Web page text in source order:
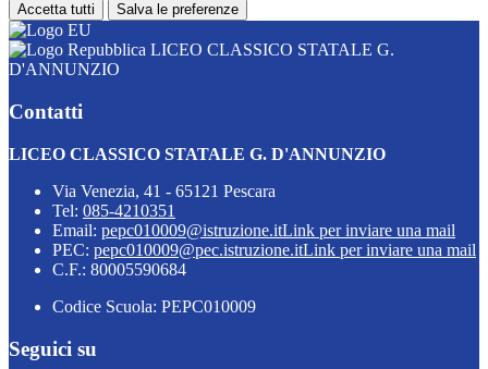
Accetta tutti Salva le preferenze
LICEO CLASSICO STATALE G.
D'ANNUNZIO
Contatti
LICEO CLASSICO STATALE G. D'ANNUNZIO
Via Venezia, 41 - 65121 Pescara
Tel: 085-4210351
Email: pepc010009@istruzione.itLink per inviare una mail
PEC: pepc010009@pec.istruzione.itLink per inviare una mail
C.F.: 80005590684
Codice Scuola: PEPC010009
Seguici su